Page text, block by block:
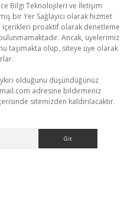
Bilgi Teknolojileri ve İletişim
bir Yer Sağlayıcı olarak hizmet
proaktif olarak denetleme
Ancak, üyelerimiz
taşımakta olup, siteye üye olarak
olduğunu düşündüğünüz
adresine bildirmeniz
sitemizden kaldırılacaktır.